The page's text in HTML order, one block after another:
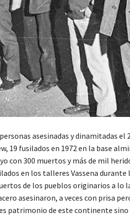
asesinadas y dinamitadas el
19 fusilados en 1972 en la base
con 300 muertos y más de mil
en los talleres Vassena
de los pueblos originarios a lo
asesinaron, a veces con prisa
patrimonio de este continente